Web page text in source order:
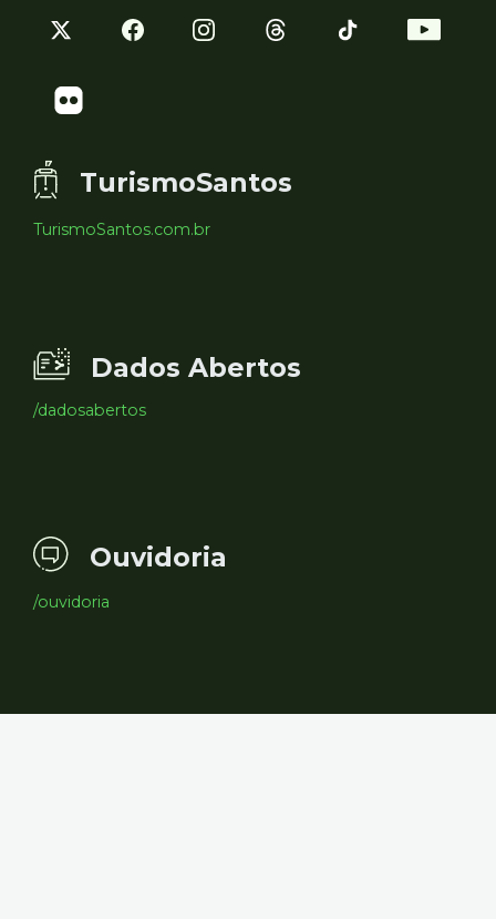
TurismoSantos
TurismoSantos.com.br
Dados Abertos
/dadosabertos
Ouvidoria
/ouvidoria